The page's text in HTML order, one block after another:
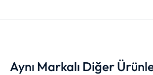
Aynı Markalı Diğer